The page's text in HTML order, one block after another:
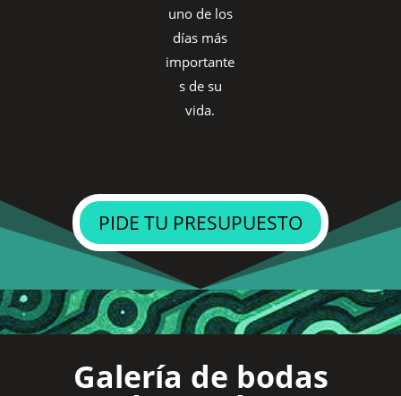
uno de los
días más
importante
s de su
vida.
PIDE TU PRESUPUESTO
Galería de bodas